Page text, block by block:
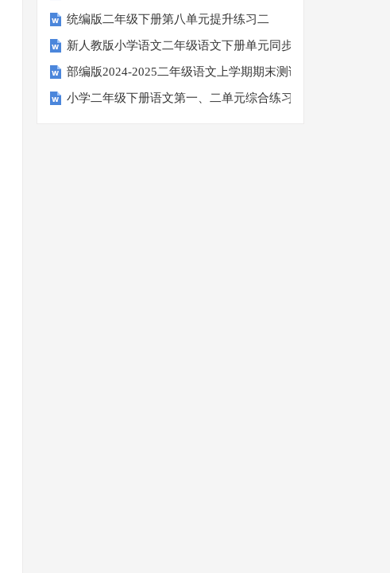
统编版二年级下册第八单元提升练习二
新人教版小学语文二年级语文下册单元同步测试题(8K全册精
部编版2024-2025二年级语文上学期期末测试卷
小学二年级下册语文第一、二单元综合练习题